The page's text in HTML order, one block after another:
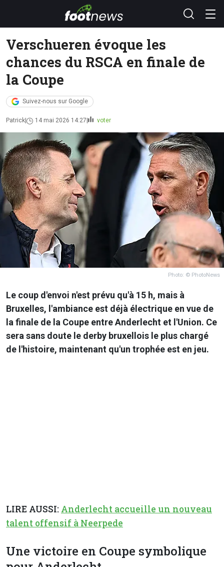
Verschueren évoque les
chances du RSCA en finale de
la Coupe
Suivez-nous sur Google
Patrick 14 mai 2026 14:27 voter
Photo: © PhotoNews
Le coup d'envoi n'est prévu qu'à 15 h, mais à
Bruxelles, l'ambiance est déjà électrique en vue de
la finale de la Coupe entreAnderlecht et l'Union. Ce
sera sans doute le derby bruxellois le plus chargé
de l'histoire, maintenant qu'un trophée est en jeu.
LIRE AUSSI: Anderlecht accueille un nouveau
talent offensif à Neerpede
Une victoire en Coupe symbolique